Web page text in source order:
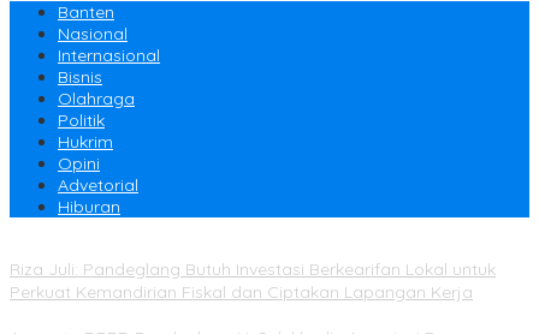
Banten
Nasional
Internasional
Bisnis
Olahraga
Politik
Hukrim
Opini
Advetorial
Hiburan
Riza Juli: Pandeglang Butuh Investasi Berkearifan Lokal untuk
Perkuat Kemandirian Fiskal dan Ciptakan Lapangan Kerja